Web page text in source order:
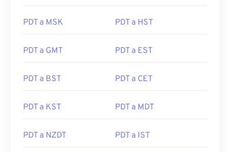
PDT a MSK PDT a HST
PDT a GMT PDT a EST
PDT a BST PDT a CET
PDT a KST PDT a MDT
PDT a NZDT PDT a IST